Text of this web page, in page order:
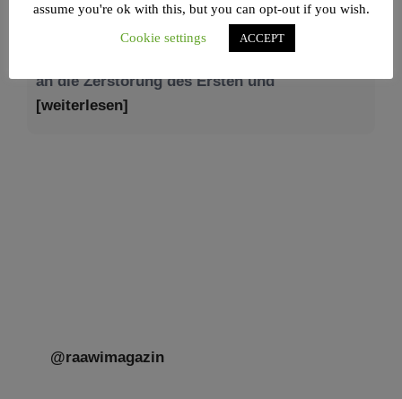
Am 9. Aw, an Tisch’a beAw, erinnern wir uns
[weiterlesen]
@raawimagazin
assume you're ok with this, but you can opt-out if you wish.
Cookie settings
ACCEPT